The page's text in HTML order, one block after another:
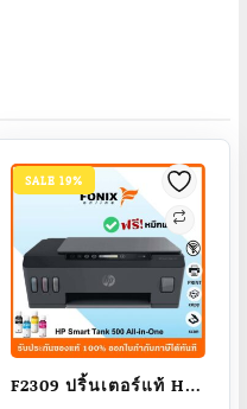
SALE 19%
F2309 ปริ้นเตอร์แท้ HP